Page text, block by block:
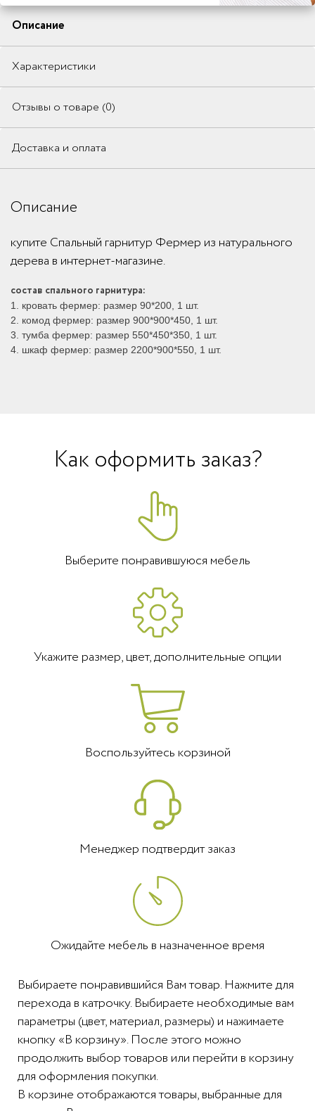
Описание
Характеристики
Отзывы о товаре (0)
Доставка и оплата
Описание
купите Спальный гарнитур Фермер из натурального
дерева в интернет-магазине.
состав спального гарнитура:
1. кровать фермер: размер 90*200, 1 шт.
2. комод фермер: размер 900*900*450, 1 шт.
3. тумба фермер: размер 550*450*350, 1 шт.
4. шкаф фермер: размер 2200*900*550, 1 шт.
Как оформить заказ?
Выберите понравившуюся мебель
Укажите размер, цвет, дополнительные опции
Воспользуйтесь корзиной
Менеджер подтвердит заказ
Ожидайте мебель в назначенное время
Выбираете понравившийся Вам товар. Нажмите для
перехода в катрочку. Выбираете необходимые вам
параметры (цвет, материал, размеры) и нажимаете
кнопку «В корзину». После этого можно
продолжить выбор товаров или перейти в корзину
для оформления покупки.
В корзине отображаются товары, выбранные для